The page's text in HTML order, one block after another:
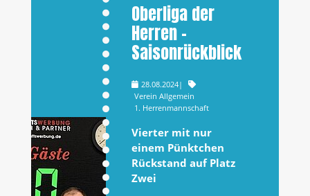
Oberliga der
Herren -
Saisonrückblick
28.08.2024|
Verein Allgemein
1. Herrenmannschaft
Vierter mit nur
einem Pünktchen
Rückstand auf Platz
Zwei